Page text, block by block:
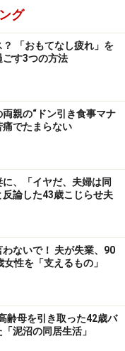
られ回避”も大
表面的な部分」で相
人にナメられないた
大切にしたほうが
なかったり、丁寧
すると、“その程度
ん。特にビジネスで
ていた方が無難で
損する人も意外とい
も、ダラダラとした
グ
「おもてなし疲れ」を
す3つの方法
両親の“ドン引き食事マナ
痛でたまらない
に、「イヤだ、夫婦は同
論した43歳こじらせ夫
わないで！ 夫が失業、90
性を「支えるもの」
齢母を引き取った42歳バ
泥沼の同居生活」